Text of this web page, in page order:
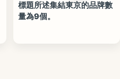
標題所述集結東京的品牌數
量為9個。